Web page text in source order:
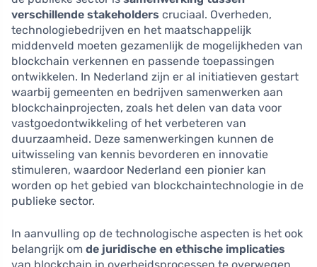
verschillende stakeholders cruciaal. Overheden,
technologiebedrijven en het maatschappelijk
middenveld moeten gezamenlijk de mogelijkheden van
blockchain verkennen en passende toepassingen
ontwikkelen. In Nederland zijn er al initiatieven gestart
waarbij gemeenten en bedrijven samenwerken aan
blockchainprojecten, zoals het delen van data voor
vastgoedontwikkeling of het verbeteren van
duurzaamheid. Deze samenwerkingen kunnen de
uitwisseling van kennis bevorderen en innovatie
stimuleren, waardoor Nederland een pionier kan
worden op het gebied van blockchaintechnologie in de
publieke sector.
In aanvulling op de technologische aspecten is het ook
belangrijk om de juridische en ethische implicaties